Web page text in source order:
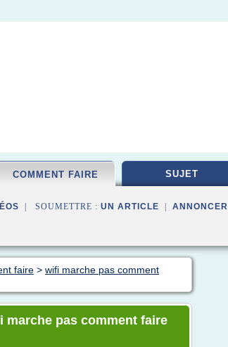
COMMENT FAIRE SUJET
| SOUMETTRE : UN ARTICLE ANNONCER
faire > wifi marche pas comment
pas comment faire